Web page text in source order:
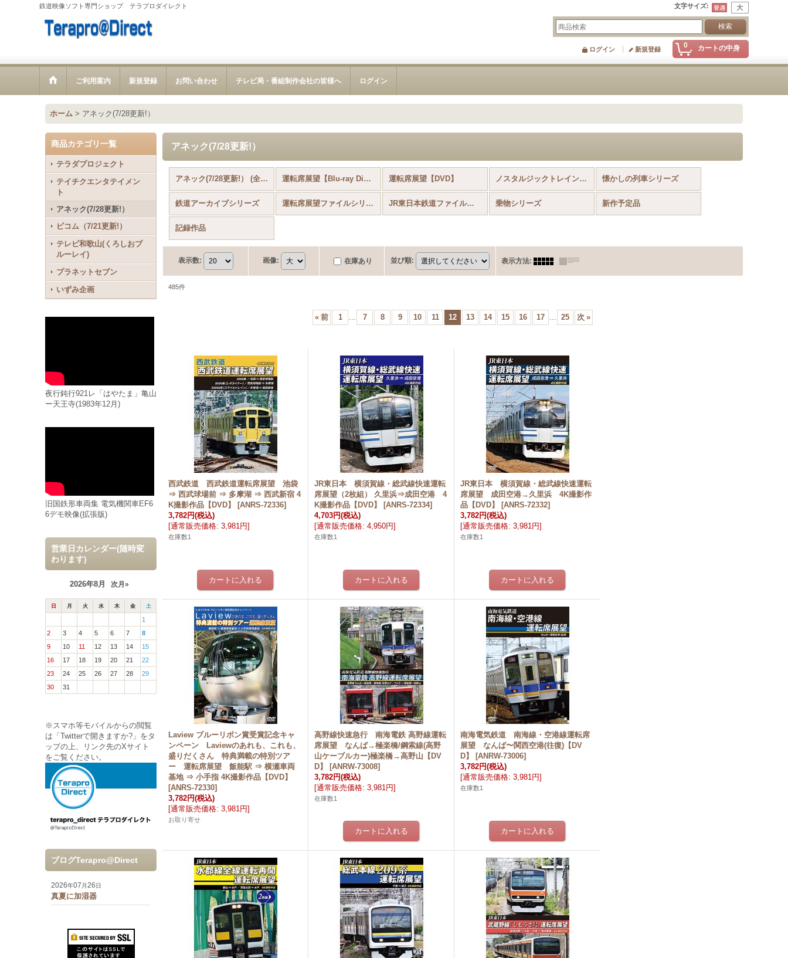
鉄道映像ソフト専門ショップ テラプロダイレクト 文字サイズ:
0 カートの中身
ログイン 新規登録
ご利用案内 新規登録 お問い合わせ テレビ局・番組制作会社の皆様へ ログイン
ホーム > アネック(7/28更新!）
商品カテゴリ一覧
テラダプロジェクト
テイチクエンタテイメン
ト
アネック(7/28更新!）
ビコム（7/21更新!）
テレビ和歌山(くろしおブ
ルーレイ)
プラネットセブン
いずみ企画
夜行鈍行921レ「はやたま」亀山
ー天王寺(1983年12月)
旧国鉄形車両集 電気機関車EF6
6デモ映像(拡張版)
営業日カレンダー(随時変
わります)
2026年8月 次月»
日 月 火 水 木 金 土
1
2
3 4 5 6 7
8
9
10 11 12 13 14
15
16
17 18 19 20 21
22
23
24 25 26 27 28
29
30
31
※スマホ等モバイルからの閲覧
は「Twitterで開きますか?」をタ
ップの上、リンク先のXサイト
をご覧ください。
ブログTerapro@Direct
2026年07 月26日
真夏に加湿器
アネック(7/28更新!）
アネック(7/28更新!） (全商品) 運転席展望【Blu-ray Disc】 運転席展望【DVD】 ノスタルジックトレインシリーズ 懐かしの列車シリーズ
鉄道アーカイブシリーズ 運転席展望ファイルシリーズ(メーカー在庫のみの販売となります) JR東日本鉄道ファイルシリーズ(メーカー在庫のみの販売となります) 乗物シリーズ 新作予定品
記録作品
表示数: 画像: 在庫あり 並び順: 表示方法:
485件
« 前 1 ... 7 8 9 10 11 12 13 14 15 16 17 ... 25 次 »
西武鉄道 西武鉄道運転席展望 池袋
⇒ 西武球場前 ⇒ 多摩湖 ⇒ 西武新宿 4
K撮影作品【DVD】
[ANRS-72336]
3,782円(税込)
[通常販売価格: 3,981円]
在庫数1
JR東日本 横須賀線・総武線快速運転
席展望（2枚組） 久里浜⇒成田空港 4
K撮影作品【DVD】
[ANRS-72334]
4,703円(税込)
[通常販売価格: 4,950円]
在庫数1
JR東日本 横須賀線・総武線快速運転
席展望 成田空港→久里浜 4K撮影作
品【DVD】
[ANRS-72332]
3,782円(税込)
[通常販売価格: 3,981円]
在庫数1
Laview ブルーリボン賞受賞記念キャ
ンペーン Laviewのあれも、これも、
盛りだくさん 特典満載の特別ツア
ー 運転席展望 飯能駅 ⇒ 横瀬車両
基地 ⇒ 小手指 4K撮影作品【DVD】
[ANRS-72330]
3,782円(税込)
[通常販売価格: 3,981円]
お取り寄せ
高野線快速急行 南海電鉄 高野線運転
席展望 なんば→極楽橋/鋼索線(高野
山ケーブルカー)極楽橋→高野山【DV
D】
[ANRW-73008]
3,782円(税込)
[通常販売価格: 3,981円]
在庫数1
南海電気鉄道 南海線・空港線運転席
展望 なんば〜関西空港(往復)【DV
D】
[ANRW-73006]
3,782円(税込)
[通常販売価格: 3,981円]
在庫数1